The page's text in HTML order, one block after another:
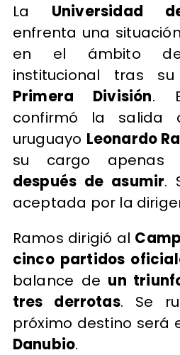
La Universidad
enfrenta una
en el ámbito
institucional tras
Primera División.
confirmó la salida
uruguayo Leonardo
su cargo
después de asumir.
aceptada por la
Ramos dirigió al
cinco partidos
balance de un
tres derrotas. Se
próximo destino será
Danubio.